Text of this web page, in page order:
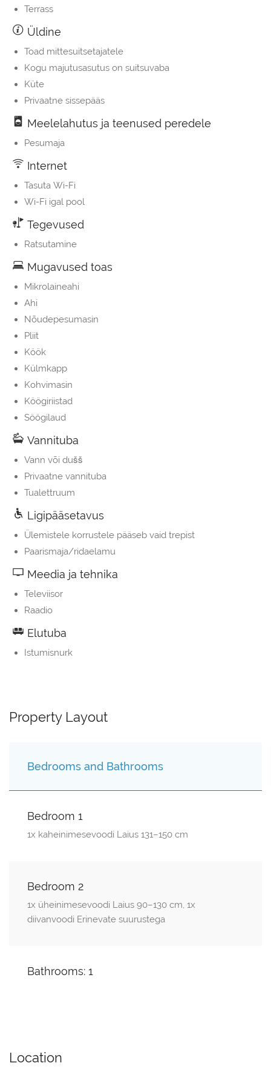
Terrass
Üldine
Toad mittesuitsetajatele
Kogu majutusasutus on suitsuvaba
Küte
Privaatne sissepääs
Meelelahutus ja teenused peredele
Pesumaja
Internet
Tasuta Wi-Fi
Wi-Fi igal pool
Tegevused
Ratsutamine
Mugavused toas
Mikrolaineahi
Ahi
Nõudepesumasin
Pliit
Köök
Külmkapp
Kohvimasin
Köögiriistad
Söögilaud
Vannituba
Vann või dušš
Privaatne vannituba
Tualettruum
Ligipääsetavus
Ülemistele korrustele pääseb vaid trepist
Paarismaja/ridaelamu
Meedia ja tehnika
Televiisor
Raadio
Elutuba
Istumisnurk
Property Layout
Bedrooms and Bathrooms
Bedroom 1
1x kaheinimesevoodi Laius 131–150 cm
Bedroom 2
1x üheinimesevoodi Laius 90–130 cm, 1x
diivanvoodi Erinevate suurustega
Bathrooms: 1
Location